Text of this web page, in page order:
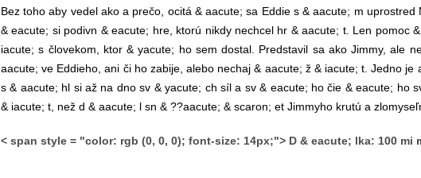
Bez toho aby vedel ako a prečo, ocitá & aacute; sa Eddie s & aacute; m
& eacute; si podivn & eacute; hre, ktorú nikdy nechcel hr & aacute; t. Len pomoc
iacute; s človekom, ktor & yacute; ho sem dostal. Predstavil sa ako Jimmy, ale
aacute; ve Eddieho, ani či ho zabije, alebo nechaj & aacute; ž & iacute; t. Jedno
s & aacute; hl si až na dno sv & yacute; ch síl a sv & eacute; ho čie & eacute; ho
& iacute; t, než d & aacute; l sn & ??aacute; & scaron; et Jimmyho krutú a
< span style = "color: rgb (0, 0, 0); font-size: 14px;"> D & eacute; lka: 100 mi